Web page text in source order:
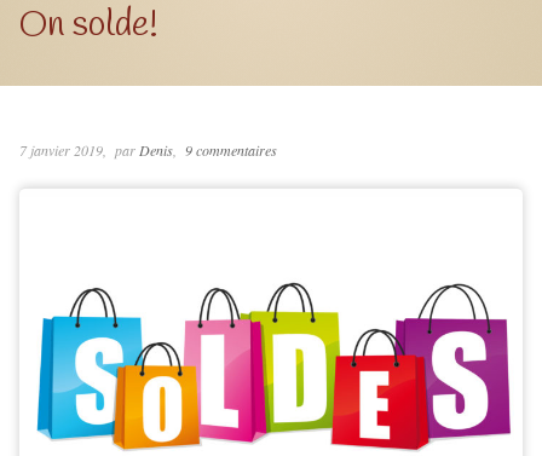
On solde!
7 janvier 2019 parDenis 9 commentaires